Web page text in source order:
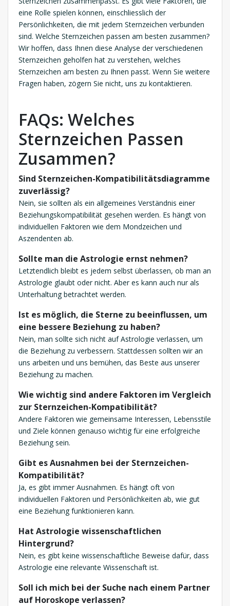
eine Rolle spielen können, einschliesslich der
Persönlichkeiten, die mit jedem Sternzeichen verbunden
sind. Welche Sternzeichen passen am besten zusammen?
Wir hoffen, dass Ihnen diese Analyse der verschiedenen
Sternzeichen geholfen hat zu verstehen, welches
Sternzeichen am besten zu Ihnen passt. Wenn Sie weitere
Fragen haben, zögern Sie nicht, uns zu kontaktieren.
FAQs: Welches
Sternzeichen Passen
Zusammen?
Sind Sternzeichen-Kompatibilitätsdiagramme
zuverlässig?
Nein, sie sollten als ein allgemeines Verständnis einer
Beziehungskompatibilität gesehen werden. Es hängt von
individuellen Faktoren wie dem Mondzeichen und
Aszendenten ab.
Sollte man die Astrologie ernst nehmen?
Letztendlich bleibt es jedem selbst überlassen, ob man an
Astrologie glaubt oder nicht. Aber es kann auch nur als
Unterhaltung betrachtet werden.
Ist es möglich, die Sterne zu beeinflussen, um
eine bessere Beziehung zu haben?
Nein, man sollte sich nicht auf Astrologie verlassen, um
die Beziehung zu verbessern. Stattdessen sollten wir an
uns arbeiten und uns bemühen, das Beste aus unserer
Beziehung zu machen.
Wie wichtig sind andere Faktoren im Vergleich
zur Sternzeichen-Kompatibilität?
Andere Faktoren wie gemeinsame Interessen, Lebensstile
und Ziele können genauso wichtig für eine erfolgreiche
Beziehung sein.
Gibt es Ausnahmen bei der Sternzeichen-
Kompatibilität?
Ja, es gibt immer Ausnahmen. Es hängt oft von
individuellen Faktoren und Persönlichkeiten ab, wie gut
eine Beziehung funktionieren kann.
Hat Astrologie wissenschaftlichen
Hintergrund?
Nein, es gibt keine wissenschaftliche Beweise dafür, dass
Astrologie eine relevante Wissenschaft ist.
Soll ich mich bei der Suche nach einem Partner
auf Horoskope verlassen?